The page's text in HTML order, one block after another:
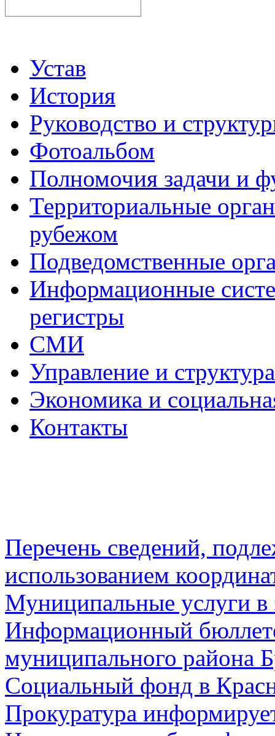
Устав
История
Руководство и
Фотоальбом
Полномочия задачи и
Территориальные
рубежом
Подведомственные
Информационные
регистры
СМИ
Управление и
Экономика и
Контакты
Перечень сведений,
использованием
Муниципальные услуги в
Информационный
муниципального района
Социальный фонд в
Прокуратура